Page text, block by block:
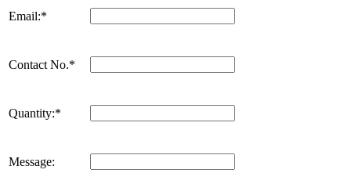
Email:*
Contact No.*
Quantity:*
Message: